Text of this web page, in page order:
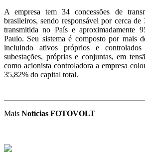
A empresa tem 34 concessões de
brasileiros, sendo responsável por cerca
transmitida no País e aproximadamente
Paulo. Seu sistema é composto por mais
incluindo ativos próprios e
subestações, próprias e conjuntas, em
como acionista controladora a empresa
35,82% do capital total.
Mais Notícias FOTOVOLT